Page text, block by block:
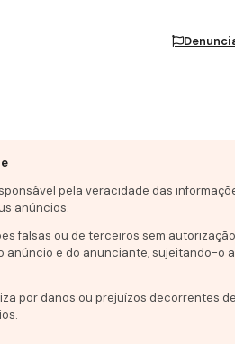
pela veracidade das
anúncios.
falsas ou de terceiros sem autorização
anúncio e do anunciante, sujeitando-o a
por danos ou prejuízos decorrentes de